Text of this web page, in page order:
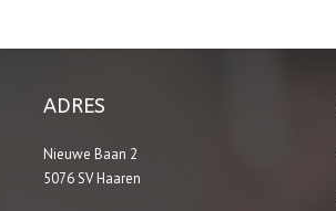
ADRES
Nieuwe Baan 2
5076 SV Haaren